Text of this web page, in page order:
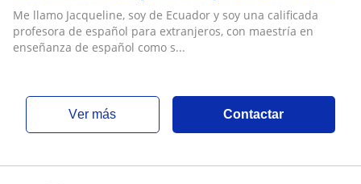
UNIR , España
Me llamo Jacqueline, soy de Ecuador y soy una calificada
profesora de español para extranjeros, con maestría en
enseñanza de español como s...
ver más Contactar